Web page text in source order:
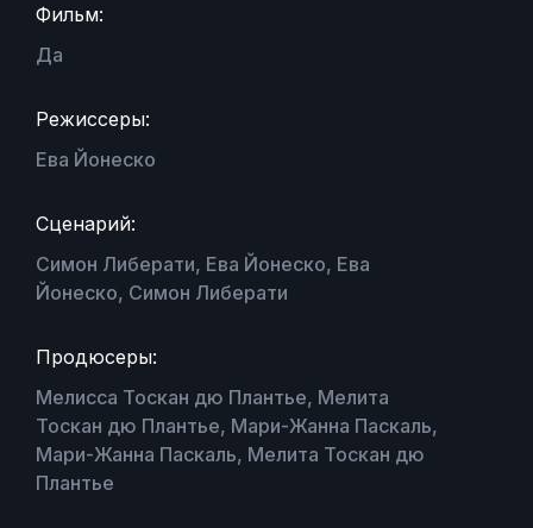
Фильм:
Да
Режиссеры:
Ева Йонеско
Сценарий:
Симон Либерати, Ева Йонеско, Ева
Йонеско, Симон Либерати
Продюсеры:
Мелисса Тоскан дю Плантье, Мелита
Тоскан дю Плантье, Мари-Жанна Паскаль,
Мари-Жанна Паскаль, Мелита Тоскан дю
Плантье